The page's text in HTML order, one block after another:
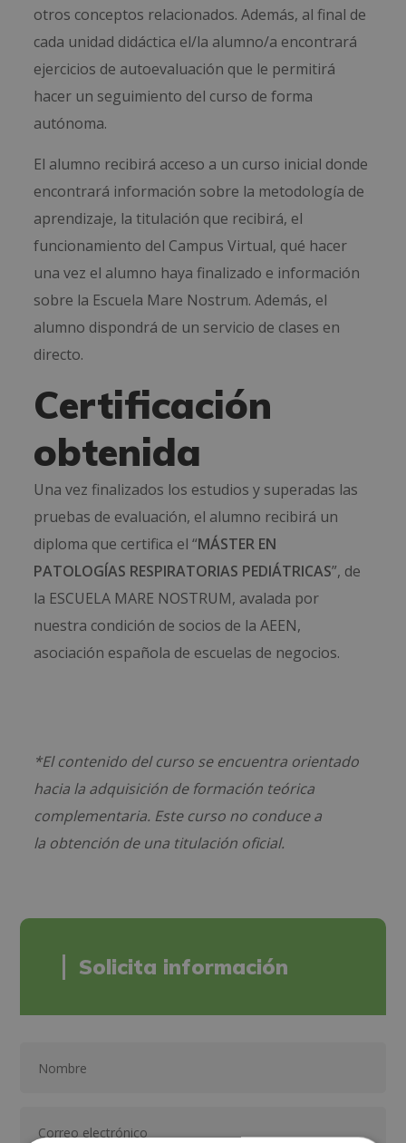
otros conceptos relacionados. Además, al final de
cada unidad didáctica el/la alumno/a encontrará
ejercicios de autoevaluación que le permitirá
hacer un seguimiento del curso de forma
autónoma.
El alumno recibirá acceso a un curso inicial donde
encontrará información sobre la metodología de
aprendizaje, la titulación que recibirá, el
funcionamiento del Campus Virtual, qué hacer
una vez el alumno haya finalizado e información
sobre la Escuela Mare Nostrum. Además, el
alumno dispondrá de un servicio de clases en
directo.
Certificación
obtenida
Una vez finalizados los estudios y superadas las
pruebas de evaluación, el alumno recibirá un
diploma que certifica el “MÁSTER EN
PATOLOGÍAS RESPIRATORIAS PEDIÁTRICAS”, de
la ESCUELA MARE NOSTRUM, avalada por
nuestra condición de socios de la AEEN,
asociación española de escuelas de negocios.
*El contenido del curso se encuentra orientado
hacia la adquisición de formación teórica
complementaria. Este curso no conduce a
la obtención de una titulación oficial.
Solicita información